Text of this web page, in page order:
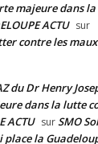
majeure dans
ACTU sur
contre les
du Dr Henry
dans la lutte
ACTU surSMO
place la